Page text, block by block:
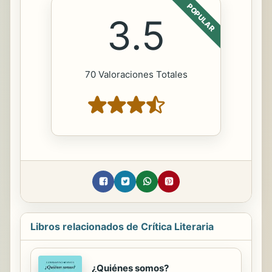
POPULAR
3.5
70 Valoraciones Totales
Libros relacionados de Crítica Literaria
¿Quiénes somos?